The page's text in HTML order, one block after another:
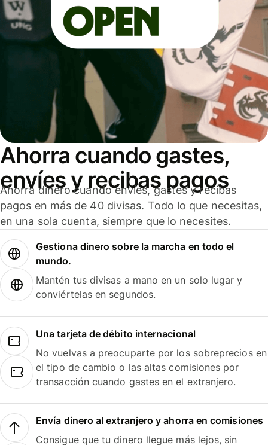
Ahorra cuando gastes,
envíes y recibas pagos
Ahorra dinero cuando envíes, gastes y recibas
pagos en más de 40 divisas. Todo lo que necesitas,
en una sola cuenta, siempre que lo necesites.
Gestiona dinero sobre la marcha en todo el
mundo.
Mantén tus divisas a mano en un solo lugar y
conviértelas en segundos.
Una tarjeta de débito internacional
No vuelvas a preocuparte por los sobreprecios en
el tipo de cambio o las altas comisiones por
transacción cuando gastes en el extranjero.
Envía dinero al extranjero y ahorra en comisiones
Consigue que tu dinero llegue más lejos, sin